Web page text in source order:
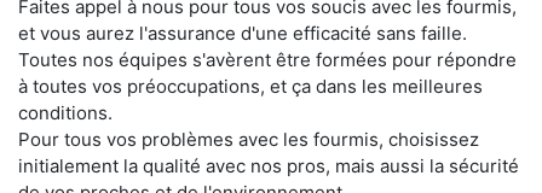
Faites appel à nous pour tous vos soucis avec les fourmis,
et vous aurez l'assurance d'une efficacité sans faille.
Toutes nos équipes s'avèrent être formées pour répondre
à toutes vos préoccupations, et ça dans les meilleures
conditions.
Pour tous vos problèmes avec les fourmis, choisissez
initialement la qualité avec nos pros, mais aussi la sécurité